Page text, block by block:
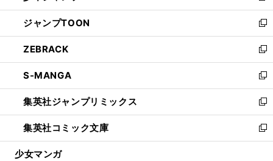
開
く
ウ
で
開
く
ン
ド
ウ
で
開
く
ウ
ィ
ン
ド
ウ
で
開
く
し
い
ウ
ィ
ン
ド
ウ
で
開
く
ジャンプTOON
新
し
い
ウ
ィ
ン
ド
ウ
で
開
ZEBRACK
新
し
い
ウ
ィ
ン
ド
ウ
S-MANGA
新
し
い
ウ
ィ
ン
集英社ジャンプリミックス
新
し
い
ウ
集英社コミック文庫
新
し
少女マンガ